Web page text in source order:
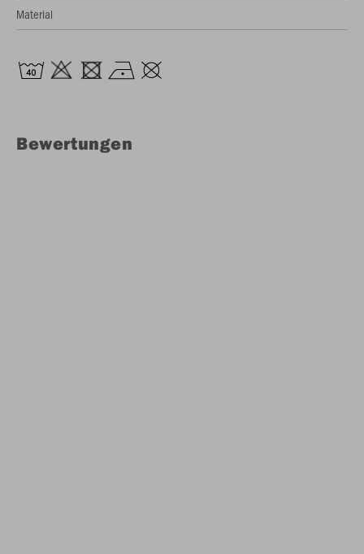
Material
Bewertungen